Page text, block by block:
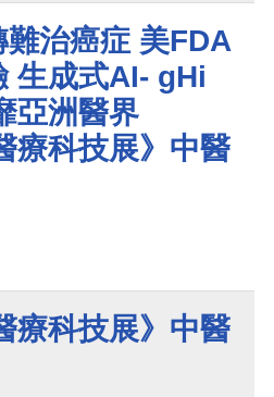
治癌症 美FDA
生成式AI- gHi
亞洲醫界
療科技展》中醫
療科技展》中醫